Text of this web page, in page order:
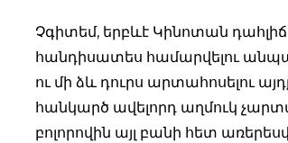
Չգիտեմ, երբևէ Կինոտան
հանդիսատես համարվելու
ու մի ձև դուրս արտահոսելու
հանկարծ ավելորդ աղմուկ
բոլորովին այլ բանի հետ